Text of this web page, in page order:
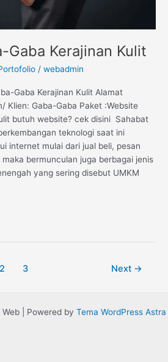
Gaba Kerajinan Kulit
/ webadmin
Gaba Kerajinan Kulit Alamat
Klien: Gaba-Gaba Paket :Website
butuh website? cek disini Sahabat
teknologi saat ini
internet mulai dari jual beli, pesan
bermunculan juga berbagai jenis
yang sering disebut UMKM
2 3 Next →
| Powered by Tema WordPress Astra